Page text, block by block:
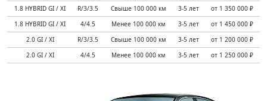
1.8 HYBRID GI / XI
R/3/3.5 Свыше 100 000 км 3-5 лет
от 1 350 000 ₽
1.8 HYBRID GI / XI
4/4.5 Менее 100 000 км 3-5 лет
от 1 450 000 ₽
2.0 GI / XI
R/3/3.5 Свыше 100 000 км 3-5 лет
от 1 200 000 ₽
2.0 GI / XI
4/4.5 Менее 100 000 км 3-5 лет от 1 250 000 ₽